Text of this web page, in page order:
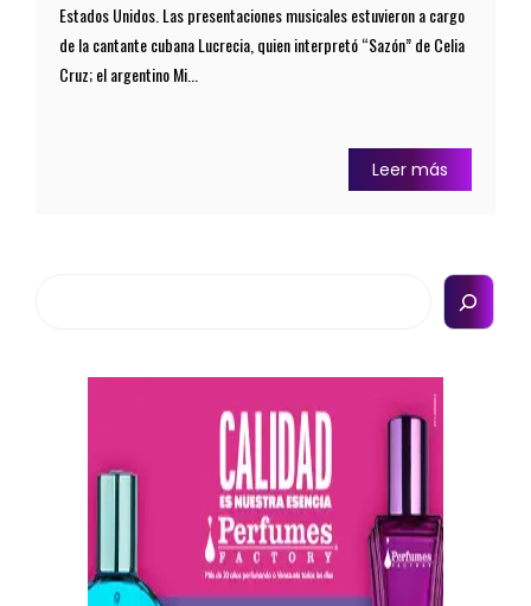
Estados Unidos. Las presentaciones musicales estuvieron a cargo
de la cantante cubana Lucrecia, quien interpretó “Sazón” de Celia
Cruz; el argentino Mi...
Leer más